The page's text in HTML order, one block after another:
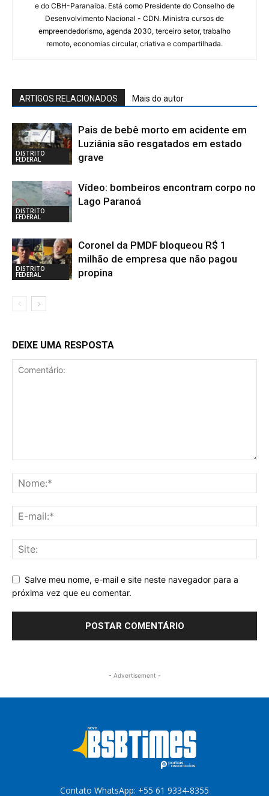
e do CBH-Paranaiba. Está como Presidente do Conselho de
Desenvolvimento Nacional - CDN. Ministra cursos de
empreendedorismo, agenda 2030, terceiro setor, trabalho
remoto, economias circular, criativa e compartilhada.
ARTIGOS RELACIONADOS Mais do autor
DISTRITO
FEDERAL
Pais de bebê morto em acidente em
Luziânia são resgatados em estado
grave
DISTRITO
FEDERAL
Vídeo: bombeiros encontram corpo no
Lago Paranoá
DISTRITO
FEDERAL
Coronel da PMDF bloqueou R$ 1
milhão de empresa que não pagou
propina
DEIXE UMA RESPOSTA
Salve meu nome, e-mail e site neste navegador para a
próxima vez que eu comentar.
- Advertisement -
Contato WhatsApp: +55 61 9334-8355